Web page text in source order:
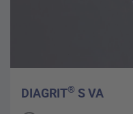
DIAGRIT® S VA